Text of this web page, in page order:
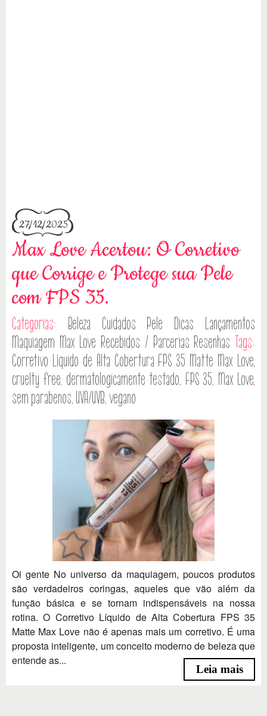
27/12/2025
Max Love Acertou: O Corretivo
que Corrige e Protege sua Pele
com FPS 35.
Categorias: Beleza Cuidados Pele Dicas
Lançamentos
Maquiagem Max Love Recebidos / Parcerias Resenhas Tags:
Corretivo Líquido de Alta Cobertura FPS 35 Matte Max Love,
cruelty free, dermatologicamente testado, FPS 35, Max Love,
sem parabenos, UVA/UVB,vegano
Oi gente No universo da maquiagem, poucos produtos
são verdadeiros coringas, aqueles que vão além da
função básica e se tornam indispensáveis na nossa
rotina. O Corretivo Líquido de Alta Cobertura FPS 35
Matte Max Love não é apenas mais um corretivo. É uma
proposta inteligente, um conceito moderno de beleza que
entende as...
Leia mais